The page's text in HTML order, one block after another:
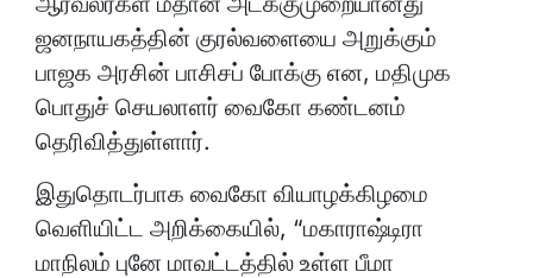
ஜனநாயகத்தின் குரல்வளையை அறுக்கும்
பாஜக அரசின் பாசிசப் போக்கு என, மதிமுக
பொதுச் செயலாளர் வைகோ கண்டனம்
தெரிவித்துள்ளார்.
இதுதொடர்பாக வைகோ வியாழக்கிழமை
வெளியிட்ட அறிக்கையில், “மகாராஷ்டிரா
மாநிலம் புனே மாவட்டத்தில் உள்ள பீமா